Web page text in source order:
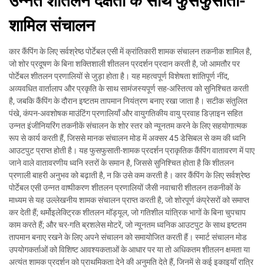
शामिल संचालन
कार कैंपिंग के लिए सर्वश्रेष्ठ पोर्टेबल एसी में क्रांतिकारी शामक संचालन तकनीक शामिल है,
जो शोर प्रदूषण के बिना शक्तिशाली शीतलन प्रदर्शन प्रदान करती है, जो आमतौर पर
पोर्टेबल शीतलन प्रणालियों से जुड़ा होता है। यह महत्वपूर्ण विशेषता शांतिपूर्ण नींद,
अव्यवधित वार्तालाप और प्रकृति के साथ सामंजस्यपूर्ण सह-अस्तित्व को सुनिश्चित करती
है, जबकि कैंपिंग के दौरान इष्टतम तापमान नियंत्रण बनाए रखा जाता है। सटीक संतुलित
पंखे, कंपन-अवशोषक माउंटिंग प्रणालियाँ और वायुगतिकीय वायु प्रवाह डिज़ाइन सहित
उन्नत इंजीनियरिंग तकनीकें संचालन के शोर स्तर को न्यूनतम करने के लिए सहयोगात्मक
रूप से कार्य करती हैं, जिससे मानक संचालन मोड में अक्सर 45 डेसिबल से कम की ध्वनि
आउटपुट प्राप्त होती है। यह फुसफुसाती-शामक प्रदर्शन प्राकृतिक कैंपिंग वातावरण में पाए
जाने वाले वातावरणीय ध्वनि स्तरों के समान है, जिससे सुनिश्चित होता है कि शीतलन
प्रणाली बाहरी अनुभव को बढ़ाती है, न कि उसे कम करती है। कार कैंपिंग के लिए सर्वश्रेष्ठ
पोर्टेबल एसी उन्नत वाष्पीकरण शीतलन प्रणालियों जैसी नवाचारी शीतलन तकनीकों के
माध्यम से यह उल्लेखनीय शामक संचालन प्राप्त करती है, जो शोरपूर्ण कंप्रेसरों को समाप्त
कर देती हैं; थर्मोइलेक्ट्रिक शीतलन मॉड्यूल, जो गतिशील यांत्रिक भागों के बिना चुपचाप
काम करते हैं; और चर-गति ब्रशलेस मोटरें, जो न्यूनतम ध्वनिक आउटपुट के साथ इष्टतम
तापमान बनाए रखने के लिए अपने संचालन को समायोजित करती हैं। स्मार्ट संचालन मोड
उपयोगकर्ताओं को विशिष्ट आवश्यकताओं के आधार पर या तो अधिकतम शीतलन क्षमता या
अत्यंत शामक प्रदर्शन को प्राथमिकता देने की अनुमति देते हैं, जिनमें से कई इकाइयाँ रात्रि